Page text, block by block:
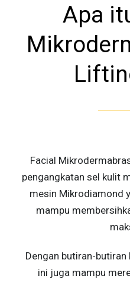
Apa
Facial
pengangkatan sel kulit
mesin Mikrodiamond
mampu
Dengan butiran-
ini juga mampu